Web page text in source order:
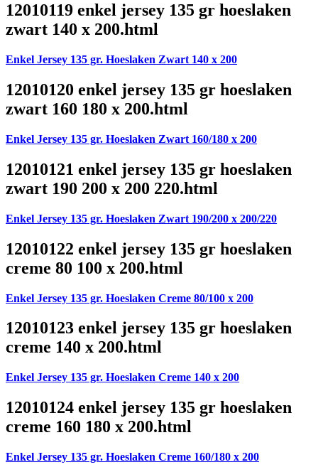
12010119 enkel jersey 135 gr hoeslaken
zwart 140 x 200.html
Enkel Jersey 135 gr. Hoeslaken Zwart 140 x 200
12010120 enkel jersey 135 gr hoeslaken
zwart 160 180 x 200.html
Enkel Jersey 135 gr. Hoeslaken Zwart 160/180 x 200
12010121 enkel jersey 135 gr hoeslaken
zwart 190 200 x 200 220.html
Enkel Jersey 135 gr. Hoeslaken Zwart 190/200 x 200/220
12010122 enkel jersey 135 gr hoeslaken
creme 80 100 x 200.html
Enkel Jersey 135 gr. Hoeslaken Creme 80/100 x 200
12010123 enkel jersey 135 gr hoeslaken
creme 140 x 200.html
Enkel Jersey 135 gr. Hoeslaken Creme 140 x 200
12010124 enkel jersey 135 gr hoeslaken
creme 160 180 x 200.html
Enkel Jersey 135 gr. Hoeslaken Creme 160/180 x 200